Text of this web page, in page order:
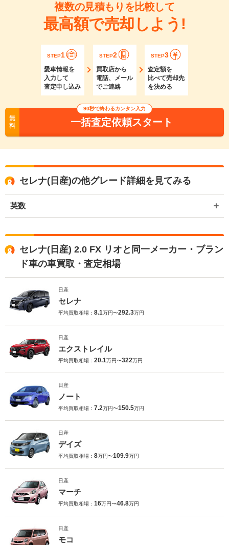
複数の見積もりを比較して
最高額で売却しよう!
STEP1
愛車情報を
入力して
査定申し込み
STEP2
買取店から
電話、メール
でご連絡
STEP3
査定額を
比べて売却先
を決める
無
料
90秒で終わるカンタン入力
一括査定依頼スタート
セレナ(日産)の他グレード詳細を見てみる
英数
セレナ(日産) 2.0 FX リオと同一メーカー・ブラン
ド車の車買取・査定相場
日産
セレナ
平均買取相場： 8.1万円〜292.3万円
日産
エクストレイル
平均買取相場： 20.1万円〜322万円
日産
ノート
平均買取相場： 7.2万円〜150.5万円
日産
デイズ
平均買取相場： 8万円〜109.9万円
日産
マーチ
平均買取相場： 16万円〜46.8万円
日産
モコ